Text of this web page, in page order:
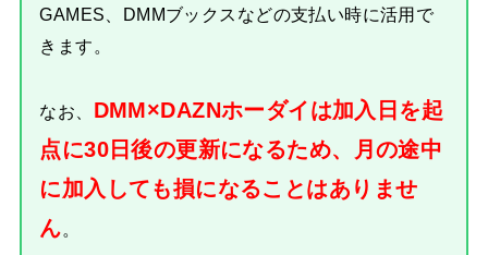
GAMES、DMMブックスなどの支払い時に活用で
きます。
なお、 DMM×DAZNホーダイは加入日を起
点に30日後の更新になるため、月の途中
に加入しても損になることはありませ
ん。